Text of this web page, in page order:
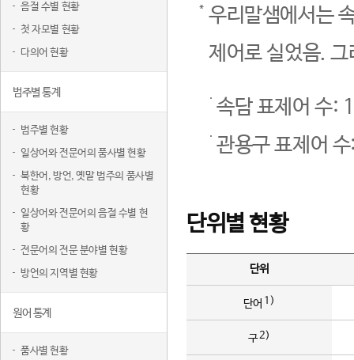
음절 수별 현황
첫 자모별 현황
다의어 현황
범주별 통계
범주별 현황
일상어와 전문어의 품사별 현황
북한어, 방언, 옛말 범주의 품사별
현황
일상어와 전문어의 음절 수별 현
황
전문어의 전문 분야별 현황
방언의 지역별 현황
원어 통계
품사별 현황
우리말샘에서는
제어로 실었음.
속담 표제어 수:
관용구 표제어
단위별 현황
단위
단어 1)
구2)